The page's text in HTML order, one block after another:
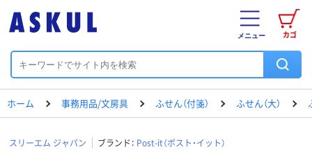
カゴ
メニュー
ホーム 事務用品/文房具 ふせん（付箋） ふせん（大）
スリーエム ジャパン ブランド： Post-it（ポスト・イット）